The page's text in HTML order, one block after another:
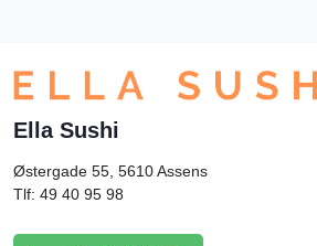
Ella Sushi
Østergade 55, 5610Assens
Tlf: 49 40 95 98